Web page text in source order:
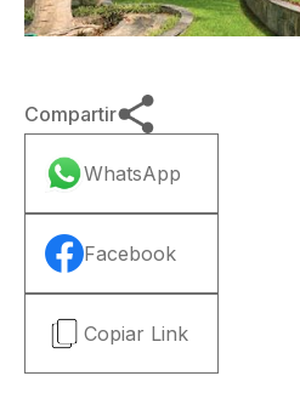
Compartir
WhatsApp
Facebook
Copiar Link